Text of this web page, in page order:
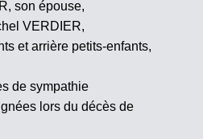
son épouse,
VERDIER,
et arrière petits-enfants,
de sympathie
lors du décès de